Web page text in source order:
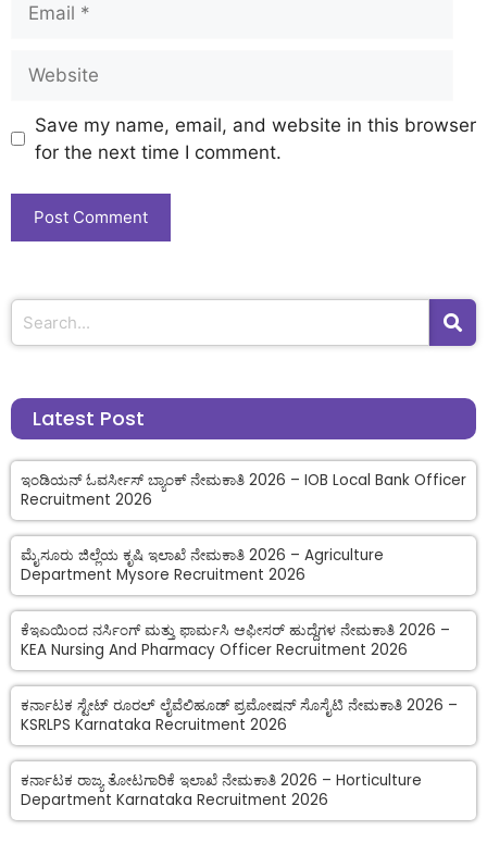
Save my name, email, and website in this browser
for the next time I comment.
Latest Post
ಇಂಡಿಯನ್ ಓವರ್ಸೀಸ್ ಬ್ಯಾಂಕ್ ನೇಮಕಾತಿ 2026 – IOB Local Bank Officer
Recruitment 2026
ಮೈಸೂರು ಜಿಲ್ಲೆಯ ಕೃಷಿ ಇಲಾಖೆ ನೇಮಕಾತಿ 2026 – Agriculture
Department Mysore Recruitment 2026
ಕೆಇಎಯಿಂದ ನರ್ಸಿಂಗ್ ಮತ್ತು ಫಾರ್ಮಸಿ ಆಫೀಸರ್ ಹುದ್ದೆಗಳ ನೇಮಕಾತಿ 2026 –
KEA Nursing And Pharmacy Officer Recruitment 2026
ಕರ್ನಾಟಕ ಸ್ಟೇಟ್ ರೂರಲ್ ಲೈವೆಲಿಹೂಡ್ ಪ್ರಮೋಷನ್ ಸೊಸೈಟಿ ನೇಮಕಾತಿ 2026 –
KSRLPS Karnataka Recruitment 2026
ಕರ್ನಾಟಕ ರಾಜ್ಯ ತೋಟಗಾರಿಕೆ ಇಲಾಖೆ ನೇಮಕಾತಿ 2026 – Horticulture
Department Karnataka Recruitment 2026